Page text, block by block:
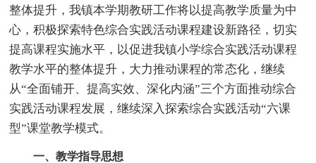
整体提升，我镇本学期教研工作将以提高教学质量为中
心，积极探索特色综合实践活动课程建设新路径，切实
提高课程实施水平，以促进我镇小学综合实践活动课程
教学水平的整体提升，大力推动课程的常态化，继续
从“全面铺开、提高实效、深化内涵”三个方面推动综合
实践活动课程发展，继续深入探索综合实践活动“六课
型”课堂教学模式。
一、教学指导思想